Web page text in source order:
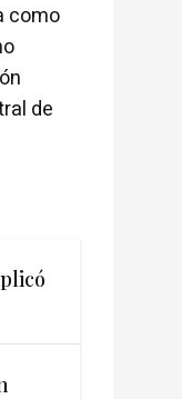
como
de